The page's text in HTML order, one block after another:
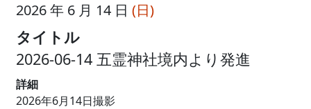
2026 年 6 月 14 日 (日)
タイトル
2026-06-14 五霊神社境内より発進
詳細
2026年6月14日撮影